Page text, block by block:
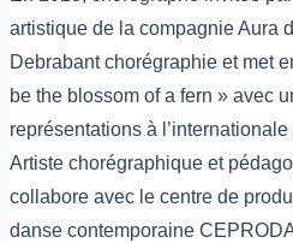
artistique de la compagnie Aura
Debrabant chorégraphie et met
be the blossom of a fern » avec
représentations à
Artiste chorégraphique et
collabore avec le centre de
danse contemporaine